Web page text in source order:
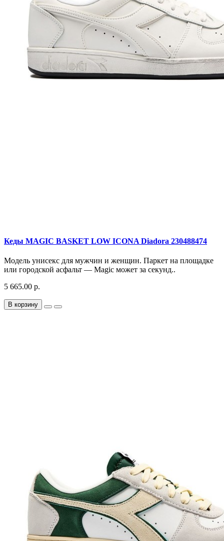
Кеды MAGIC BASKET LOW ICONA Diadora 230488474
Модель унисекс для мужчин и женщин. Паркет на площадке
или городской асфальт — Magic может за секунд..
5 665.00 р.
В корзину